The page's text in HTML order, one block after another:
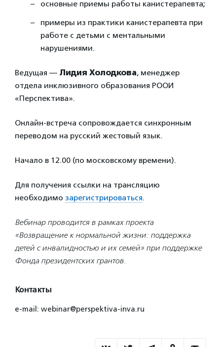
основные приемы работы канистерапевта;
примеры из практики канистерапевта при
работе с детьми с ментальными
нарушениями.
Ведущая — Лидия Холодкова, менеджер
отдела инклюзивного образования РООИ
«Перспектива».
Онлайн-встреча сопровождается синхронным
переводом на русский жестовый язык.
Начало в 12.00 (по московскому времени).
Для получения ссылки на трансляцию
необходимо зарегистрироваться.
Вебинар проводится в рамках проекта
«Возвращение к нормальной жизни: поддержка
детей с инвалидностью и их семей» при поддержке
Фонда президентских грантов.
Контакты
e-mail: webinar@perspektiva-inva.ru